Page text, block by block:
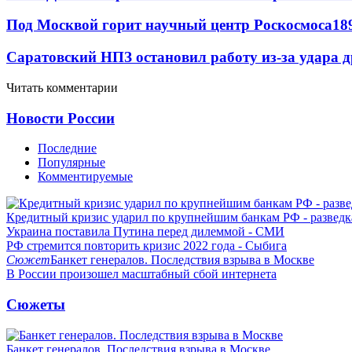
Под Москвой горит научный центр Роскосмоса
Саратовский НПЗ остановил работу из-за
Читать комментарии
Новости России
Последние
Популярные
Комментируемые
Кредитный кризис ударил по крупнейшим банкам РФ -
Украина поставила Путина перед дилеммой - СМИ
РФ стремится повторить кризис 2022 года - Сыбига
СюжетБанкет генералов. Последствия взрыва в Москве
В России произошел масштабный сбой интернета
Сюжеты
Банкет генералов. Последствия взрыва в Москве